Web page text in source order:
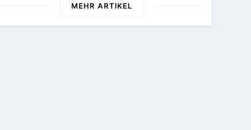
MEHR ARTIKEL